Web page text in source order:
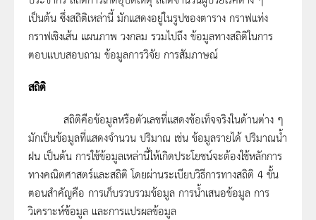
เป็นต้น ซึ่งสถิติเหล่านี้ มักแสดงอยู่ในรูปของตาราง กราฟแท่ง
กราฟเชิงเส้น แผนภาพ วงกลม รวมไปถึง ข้อมูลทางสถิติในการ
ตอบแบบสอบถาม ข้อมูลการวิจัย การสัมภาษณ์
สถิติ
สถิติคือข้อมูลหรือตัวเลขที่แสดงข้อเท็จจริงในด้านต่าง ๆ
มักเป็นข้อมูลที่แสดงจำนวน ปริมาณ เช่น ข้อมูลรายได้ ปริมาณน้ำ
ฝน เป็นต้น การใช้ข้อมูลเหล่านี้ให้เกิดประโยชน์จะต้องใช้หลักการ
ทางคณิตศาสตร์และสถิติ โดยผ่านระเบียบวิธีการทางสถิติ 4 ขั้น
ตอนสำคัญคือ การเก็บรวบรวมข้อมูล การน้ำเสนอข้อมูล การ
วิเคราะห์ข้อมูล และการแปรผลข้อมูล